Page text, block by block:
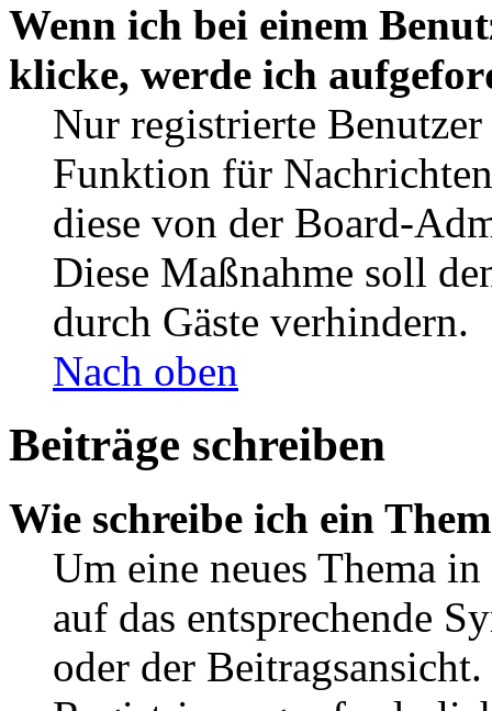
Wenn ich bei einem
klicke, werde ich
Nur registrierte
Funktion für
diese von der Board-
Diese Maßnahme soll
durch Gäste verhindern.
Nach oben
Beiträge schreiben
Wie schreibe ich ein
Um eine neues Thema
auf das entsprechende
oder der